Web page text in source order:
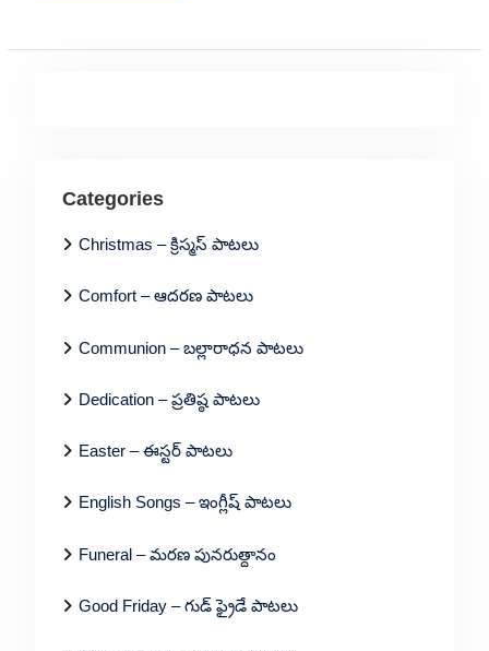
Categories
Christmas – క్రిస్మస్ పాటలు
Comfort – ఆదరణ పాటలు
Communion – బల్లారాధన పాటలు
Dedication – ప్రతిష్ఠ పాటలు
Easter – ఈస్టర్ పాటలు
English Songs – ఇంగ్లీష్ పాటలు
Funeral – మరణ పునరుత్దానం
Good Friday – గుడ్ ఫ్రైడే పాటలు